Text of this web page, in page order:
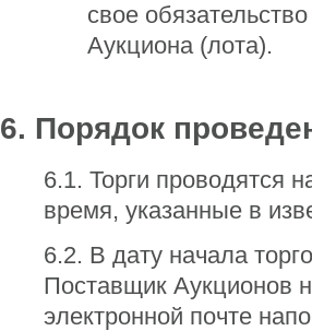
свое
Аукциона (лота).
6. Порядок
6.1. Торги проводятся
время, указанные в
6.2. В дату начала
Поставщик Аукционов
электронной почте